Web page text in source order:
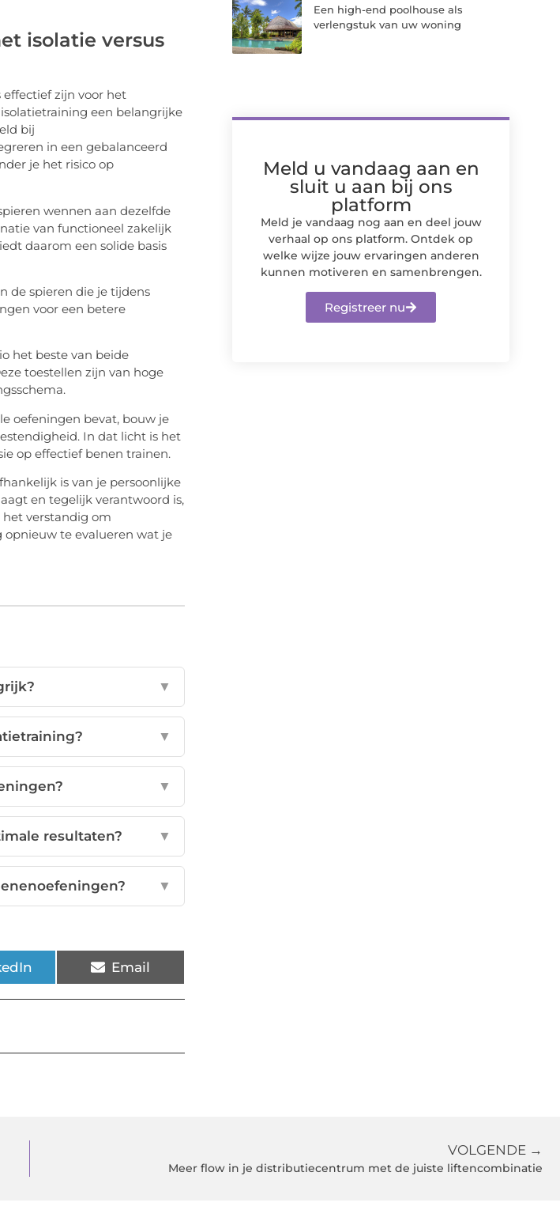
isolatie versus
zijn voor het
een belangrijke
bij
in een gebalanceerd
je het risico op
wennen aan dezelfde
van functioneel zakelijk
daarom een solide basis
de spieren die je tijdens
voor een betere
het beste van beide
toestellen zijn van hoge
oefeningen bevat, bouw je
In dat licht is het
op effectief benen trainen.
is van je persoonlijke
en tegelijk verantwoord is,
het verstandig om
te evalueren wat je
▼
▼
▼
resultaten? ▼
▼
Email
Een high-end poolhouse als
verlengstuk van uw woning
Meld u vandaag aan en
sluit u aan bij ons
platform
Meld je vandaag nog aan en deel jouw
verhaal op ons platform. Ontdek op
welke wijze jouw ervaringen anderen
kunnen motiveren en samenbrengen.
Registreer nu
VOLGENDE →
Meer flow in je distributiecentrum met de juiste liftencombinatie